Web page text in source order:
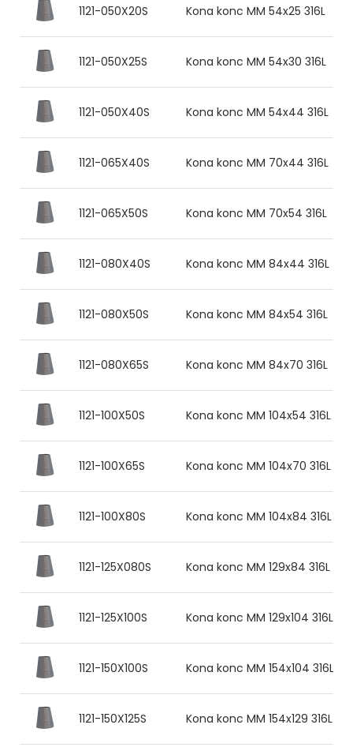
1121-050X20S Kona konc MM 54x25 316L
1121-050X25S Kona konc MM 54x30 316L
1121-050X40S Kona konc MM 54x44 316L
1121-065X40S Kona konc MM 70x44 316L
1121-065X50S Kona konc MM 70x54 316L
1121-080X40S Kona konc MM 84x44 316L
1121-080X50S Kona konc MM 84x54 316L
1121-080X65S Kona konc MM 84x70 316L
1121-100X50S Kona konc MM 104x54 316L
1121-100X65S Kona konc MM 104x70 316L
1121-100X80S Kona konc MM 104x84 316L
1121-125X080S Kona konc MM 129x84 316L
1121-125X100S Kona konc MM 129x104 316L
1121-150X100S Kona konc MM 154x104 316L
1121-150X125S Kona konc MM 154x129 316L